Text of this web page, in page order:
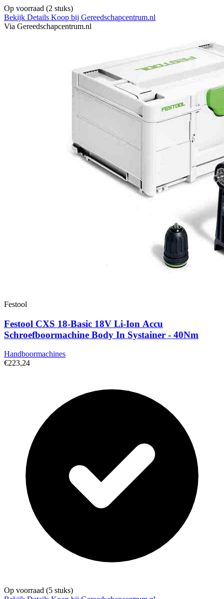
Op voorraad (2 stuks)
Bekijk Details Koop bij Gereedschapcentrum.nl
Via Gereedschapcentrum.nl
Festool
Festool CXS 18-Basic 18V Li-Ion Accu
Schroefboormachine Body In Systainer - 40Nm
Handboormachines
€223,24
Op voorraad (5 stuks)